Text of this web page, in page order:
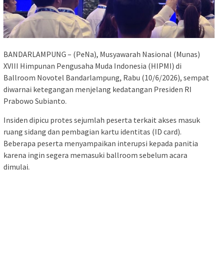
BANDARLAMPUNG – (PeNa), Musyawarah Nasional (Munas)
XVIII Himpunan Pengusaha Muda Indonesia (HIPMI) di
Ballroom Novotel Bandarlampung, Rabu (10/6/2026), sempat
diwarnai ketegangan menjelang kedatangan Presiden RI
Prabowo Subianto.
Insiden dipicu protes sejumlah peserta terkait akses masuk
ruang sidang dan pembagian kartu identitas (ID card).
Beberapa peserta menyampaikan interupsi kepada panitia
karena ingin segera memasuki ballroom sebelum acara
dimulai.